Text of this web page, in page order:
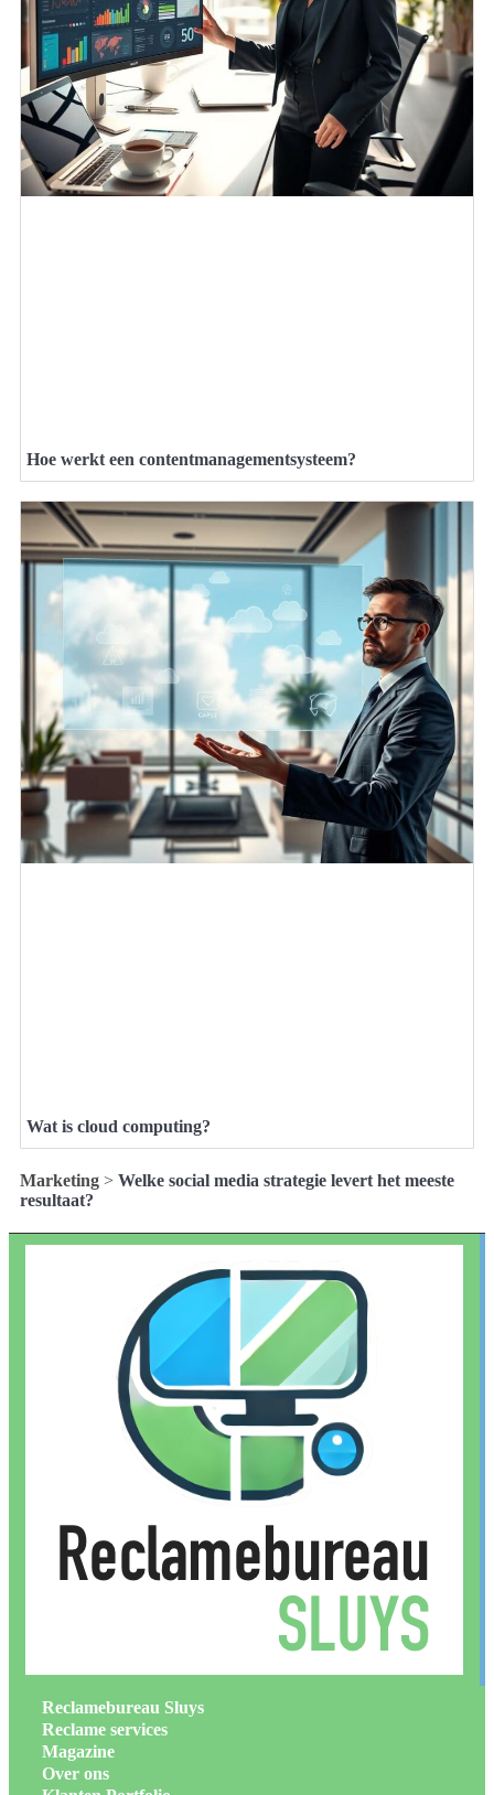
Hoe werkt een contentmanagementsysteem?
Wat is cloud computing?
Marketing > Welke social media strategie levert het meeste
resultaat?
Reclamebureau Sluys
Reclame services
Magazine
Over ons